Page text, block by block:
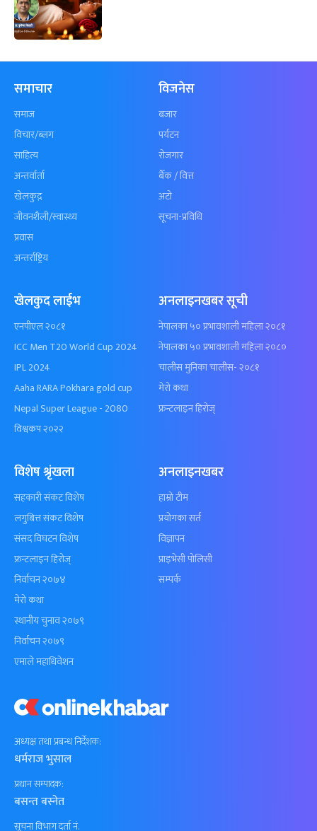
अध्यक्ष तथा प्रबन्ध निर्देशक:
धर्मराज भुसाल
प्रधान सम्पादक:
बसन्त बस्नेत
सूचना विभाग दर्ता नं.
समाचार
समाज
विचार/ब्लग
साहित्य
अन्तर्वार्ता
खेलकुद़़
जीवनशैली/स्वास्थ्य
प्रवास
अन्तर्राष्ट्रिय
विजनेस
बजार
पर्यटन
रोजगार
बैँक / वित्त
अटो
सूचना-प्रविधि
खेलकुद लाईभ
एनपीएल २०८१
ICC Men T20 World Cup 2024
IPL 2024
Aaha RARA Pokhara gold cup
Nepal Super League - 2080
विश्वकप २०२२
अनलाइनखबर सूची
नेपालका ५० प्रभावशाली महिला २०८१
नेपालका ५० प्रभावशाली महिला २०८०
चालीस मुनिका चालीस- २०८१
मेरो कथा
फ्रन्टलाइन हिरोज्
विशेष श्रृंखला
सहकारी संकट विशेष
लगुबित्त संकट विशेष
संसद विघटन विशेष
फ्रन्टलाइन हिरोज्
निर्वाचन २०७४
मेरो कथा
स्थानीय चुनाव २०७९
निर्वाचन २०७९
एमाले महाधिवेशन
अनलाइनखबर
हाम्रो टीम
प्रयोगका सर्त
विज्ञापन
प्राइभेसी पोलिसी
सम्पर्क